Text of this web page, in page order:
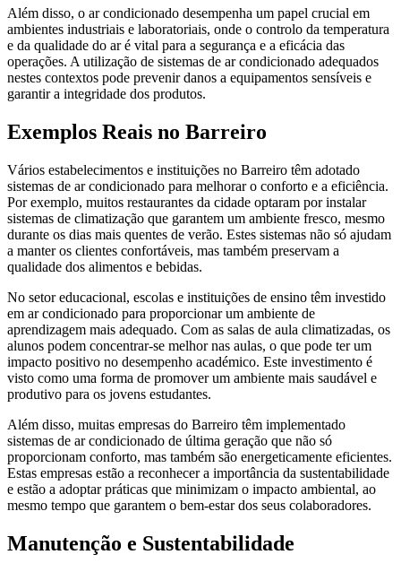
Além disso, o ar condicionado desempenha um papel crucial em
ambientes industriais e laboratoriais, onde o controlo da temperatura
e da qualidade do ar é vital para a segurança e a eficácia das
operações. A utilização de sistemas de ar condicionado adequados
nestes contextos pode prevenir danos a equipamentos sensíveis e
garantir a integridade dos produtos.
Exemplos Reais no Barreiro
Vários estabelecimentos e instituições no Barreiro têm adotado
sistemas de ar condicionado para melhorar o conforto e a eficiência.
Por exemplo, muitos restaurantes da cidade optaram por instalar
sistemas de climatização que garantem um ambiente fresco, mesmo
durante os dias mais quentes de verão. Estes sistemas não só ajudam
a manter os clientes confortáveis, mas também preservam a
qualidade dos alimentos e bebidas.
No setor educacional, escolas e instituições de ensino têm investido
em ar condicionado para proporcionar um ambiente de
aprendizagem mais adequado. Com as salas de aula climatizadas, os
alunos podem concentrar-se melhor nas aulas, o que pode ter um
impacto positivo no desempenho académico. Este investimento é
visto como uma forma de promover um ambiente mais saudável e
produtivo para os jovens estudantes.
Além disso, muitas empresas do Barreiro têm implementado
sistemas de ar condicionado de última geração que não só
proporcionam conforto, mas também são energeticamente eficientes.
Estas empresas estão a reconhecer a importância da sustentabilidade
e estão a adoptar práticas que minimizam o impacto ambiental, ao
mesmo tempo que garantem o bem-estar dos seus colaboradores.
Manutenção e Sustentabilidade